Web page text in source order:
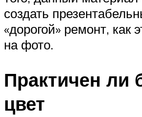
создать
«дорогой» ремонт, как
на фото.
Практичен ли
цвет